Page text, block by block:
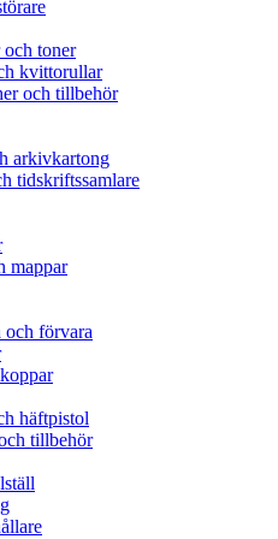
toner
kvittorullar
och tillbehör
arkivkartong
tidskriftssamlare
mappar
och förvara
häftpistol
tillbehör